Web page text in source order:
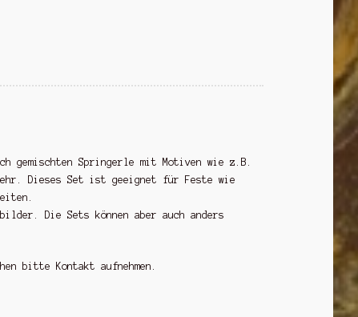
gemischten Springerle mit Motiven wie z.B.
Dieses Set ist geeignet für Feste wie
Die Sets können aber auch anders
bitte Kontakt aufnehmen.